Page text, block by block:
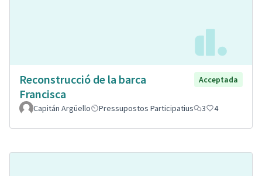
Reconstrucció de la barca
Francisca
Acceptada
Capitán Argüello Pressupostos Participatius 3 4